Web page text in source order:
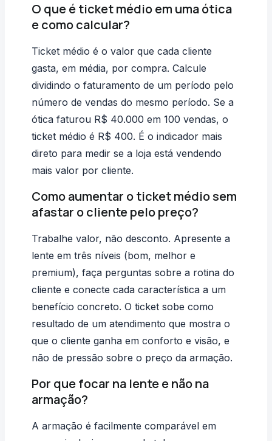
O que é ticket médio em uma ótica
e como calcular?
Ticket médio é o valor que cada cliente
gasta, em média, por compra. Calcule
dividindo o faturamento de um período pelo
número de vendas do mesmo período. Se a
ótica faturou R$ 40.000 em 100 vendas, o
ticket médio é R$ 400. É o indicador mais
direto para medir se a loja está vendendo
mais valor por cliente.
Como aumentar o ticket médio sem
afastar o cliente pelo preço?
Trabalhe valor, não desconto. Apresente a
lente em três níveis (bom, melhor e
premium), faça perguntas sobre a rotina do
cliente e conecte cada característica a um
benefício concreto. O ticket sobe como
resultado de um atendimento que mostra o
que o cliente ganha em conforto e visão, e
não de pressão sobre o preço da armação.
Por que focar na lente e não na
armação?
A armação é facilmente comparável em